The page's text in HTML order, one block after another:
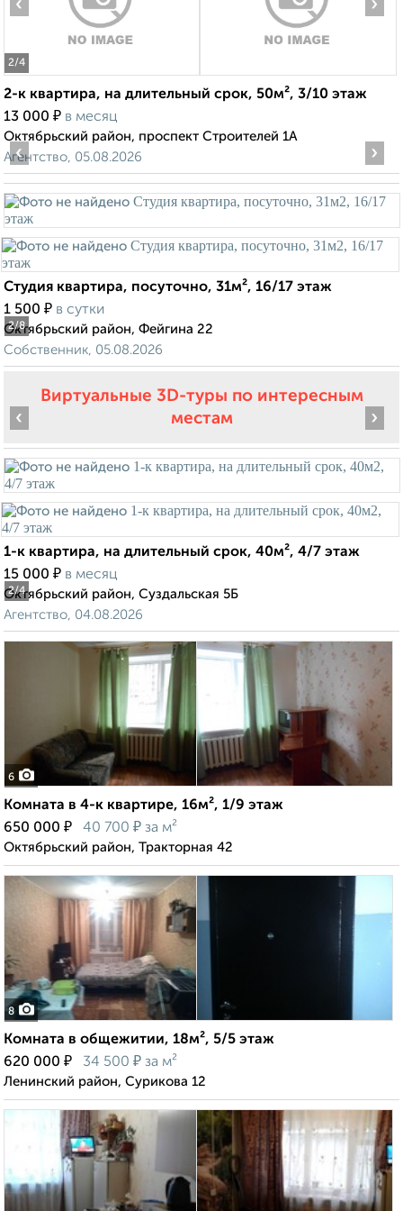
2/4
‹ ›
2-к квартира, на длительный срок, 50м², 3/10 этаж
13 000 ₽ в месяц
Октябрьский район, проспект Строителей 1А
Агентство, 05.08.2026
2/8
‹ ›
Студия квартира, посуточно, 31м², 16/17 этаж
1 500 ₽ в сутки
Октябрьский район, Фейгина 22
Собственник, 05.08.2026
Виртуальные 3D-туры по интересным
местам
2/4
‹ ›
1-к квартира, на длительный срок, 40м², 4/7 этаж
15 000 ₽ в месяц
Октябрьский район, Суздальская 5Б
Агентство, 04.08.2026
6
Комната в 4-к квартире, 16м², 1/9 этаж
650 000 ₽ 40 700 ₽ за м²
Октябрьский район, Тракторная 42
8
Комната в общежитии, 18м², 5/5 этаж
620 000 ₽ 34 500 ₽ за м²
Ленинский район, Сурикова 12